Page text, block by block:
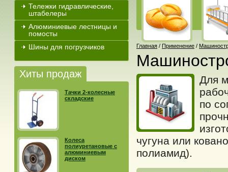
Главная / Применение /
Для
по
чугуна или
полиамид).
Тележки гидравлические,
штабелеры
Алюминиевые лестницы и
помосты
Шины для погрузчиков
Хиты продаж
Тачки 2-колесные
складские
Колеса
полиуретановые с
алюминиевым
диском